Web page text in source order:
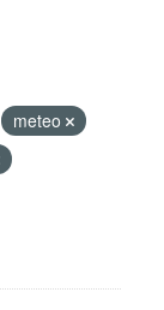
meteo